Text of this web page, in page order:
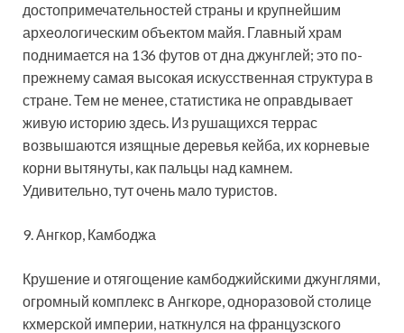
достопримечательностей страны и крупнейшим
археологическим объектом майя. Главный храм
поднимается на 136 футов от дна джунглей; это по-
прежнему самая высокая искусственная структура в
стране. Тем не менее, статистика не оправдывает
живую историю здесь. Из рушащихся террас
возвышаются изящные деревья кейба, их корневые
корни вытянуты, как пальцы над камнем.
Удивительно, тут очень мало туристов.
9. Ангкор, Камбоджа
Крушение и отягощение камбоджийскими джунглями,
огромный комплекс в Ангкоре, одноразовой столице
кхмерской империи, наткнулся на французского